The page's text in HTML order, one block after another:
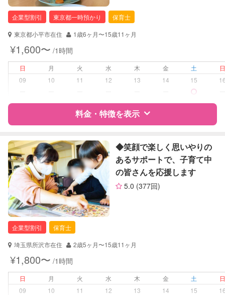
企業型割引 東京都一時預かり
保育士
東京都小平市在住
1歳6ヶ月〜15歳11ヶ月
¥1,600〜 /1時間
日 月 火 水 木 金 土
09
10 11 12 13 14 15
料金・特徴を表示
特徴 料金 レビュー
サポートの特徴
資格
企業型割引対象(旧内閣府補助対象)
自治体届出済ベビーシッター
保育士
病児対応 病児、病後児、ともに不可
◆笑顔で楽しく思いやりの
あるサポートで、子育て中
の皆さんを応援します
5.0 (377回)
企業型割引
保育士
埼玉県所沢市在住
2歳5ヶ月〜15歳11ヶ月
¥1,800〜 /1時間
日 月 火 水 木 金 土
09
10 11 12 13 14 15